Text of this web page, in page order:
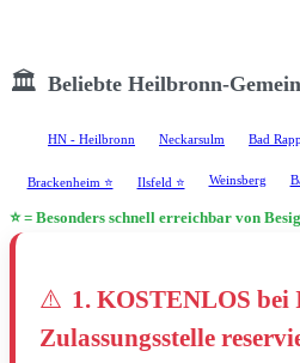
🏛️ Beliebte Heilbronn-
HN - Heilbronn Neckarsulm Bad
Brackenheim ⭐ Ilsfeld ⭐ Weinsberg
⭐ = Besonders schnell erreichbar von
⚠️ 1. KOSTENLOS bei
Zulassungsstelle